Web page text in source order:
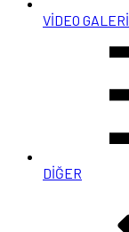
VİDEO GALERİ
DİĞER